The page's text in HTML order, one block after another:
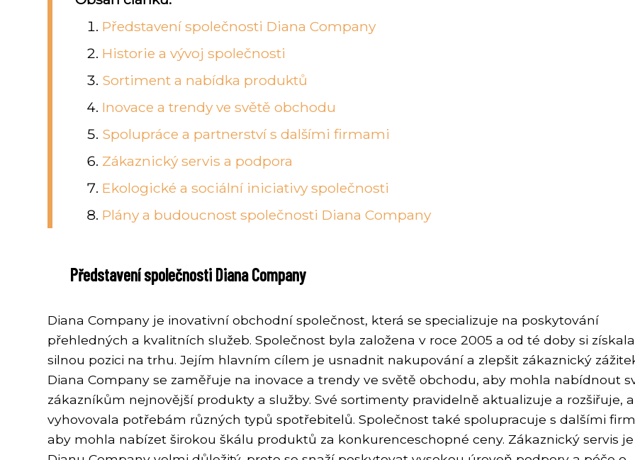
Představení společnosti Diana Company
Historie a vývoj společnosti
Sortiment a nabídka produktů
Inovace a trendy ve světě obchodu
Spolupráce a partnerství s dalšími firmami
Zákaznický servis a podpora
Ekologické a sociální iniciativy společnosti
Plány a budoucnost společnosti Diana Company
Představení společnosti Diana Company
Diana Company je inovativní obchodní společnost, která se specializuje na poskytování
přehledných a kvalitních služeb. Společnost byla založena v roce 2005 a od té doby si získala
silnou pozici na trhu. Jejím hlavním cílem je usnadnit nakupování a zlepšit zákaznický
Diana Company se zaměřuje na inovace a trendy ve světě obchodu, aby mohla nabídnout
zákazníkům nejnovější produkty a služby. Své sortimenty pravidelně aktualizuje a rozšiřuje,
vyhovovala potřebám různých typů spotřebitelů. Společnost také spolupracuje s dalšími
aby mohla nabízet širokou škálu produktů za konkurenceschopné ceny. Zákaznický servis